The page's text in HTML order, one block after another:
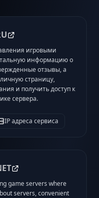
игровыми
информацию о
отзывы, а
страницу,
и получить доступ к
сервера.
IP адреса сервиса
game servers where
servers, convenient